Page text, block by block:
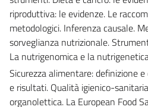
riproduttiva: le evidenze. Le
metodologici. Inferenza causale.
sorveglianza nutrizionale.
La nutrigenomica e la
Sicurezza alimentare: definizione
e risultati. Qualità igienico-
organolettica. La European Food